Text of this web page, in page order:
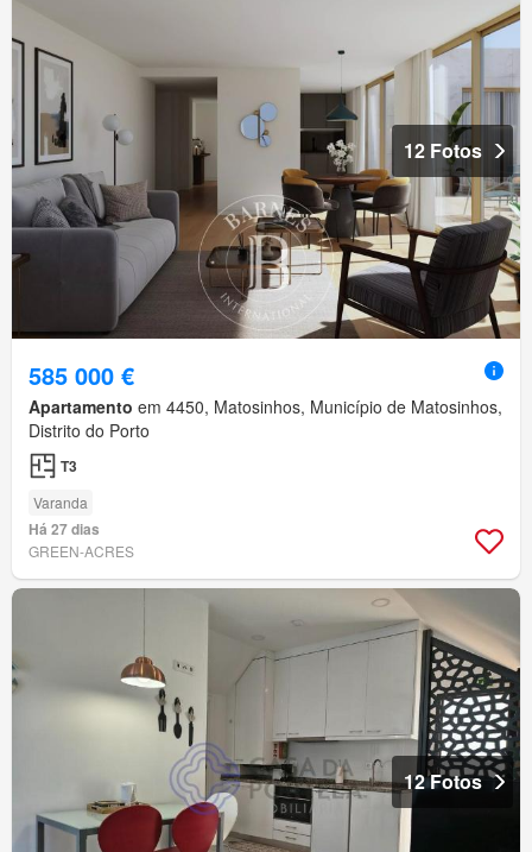
12 Fotos
585 000 €
Apartamento em 4450, Matosinhos, Município de Matosinhos,
Distrito do Porto
T3
Varanda
Há 27 dias
GREEN-ACRES
12 Fotos